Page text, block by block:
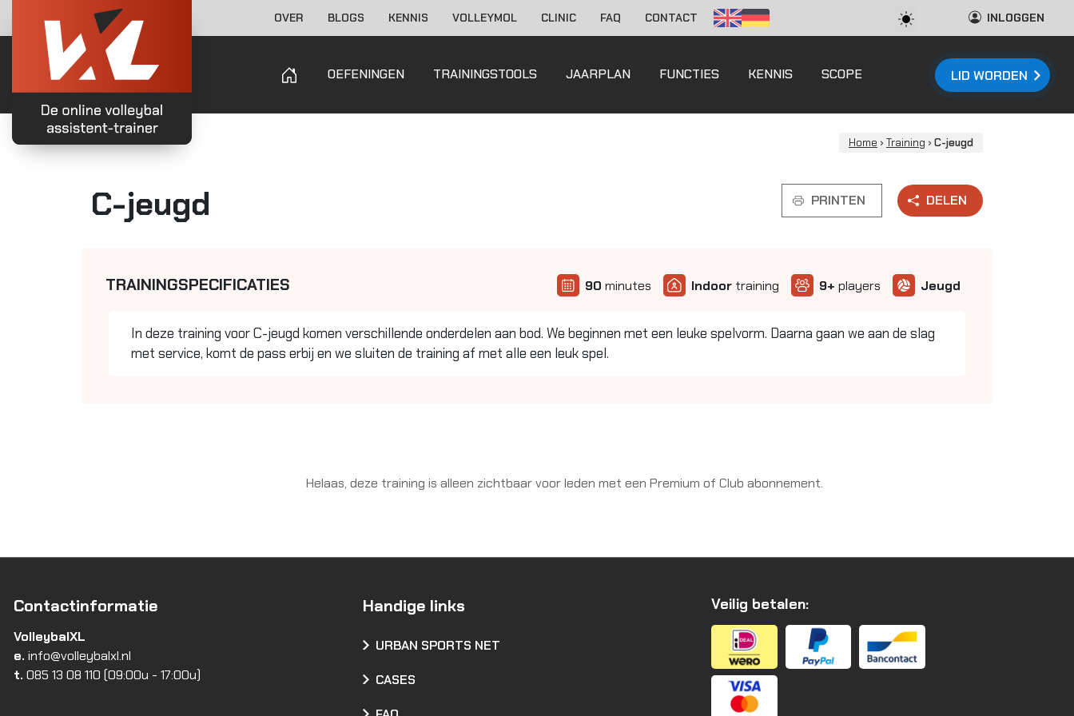
OVER BLOGS KENNIS VOLLEYMOL CLINIC FAQ CONTACT INLOGGEN
OEFENINGEN TRAININGSTOOLS JAARPLAN FUNCTIES KENNIS SCOPE LID WORDEN
Home › Training › C-jeugd
C-jeugd PRINTEN DELEN
TRAININGSPECIFICATIES 90 minutes Indoortraining 9+ players Jeugd
In deze training voor C-jeugd komen verschillende onderdelen aan bod. We beginnen met een leuke spelvorm. Daarna gaan we aan de slag
met service, komt de pass erbij en we sluiten de training af met alle een leuk spel.
Helaas, deze training is alleen zichtbaar voor leden met een Premium of Club abonnement.
Contactinformatie
VolleybalXL
e. info@volleybalxl.nl
t. 085 13 08 110 (09:00u - 17:00u)
Handige links
URBAN SPORTS NET
CASES
Veilig betalen: